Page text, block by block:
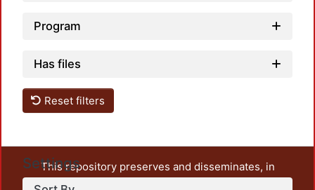
Program
Has files
Reset filters
Settings
This repository preserves and disseminates, in
unrestricted open access, the teaching and research